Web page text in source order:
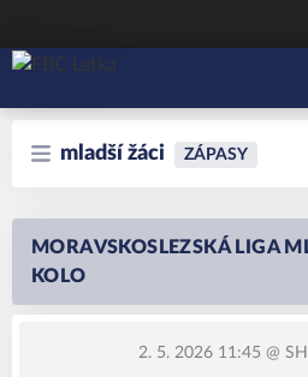
FBC Letka
mladší žáci ZÁPASY
MORAVSKOSLEZSKÁ LIGA
KOLO
2. 5. 2026 11:45 @